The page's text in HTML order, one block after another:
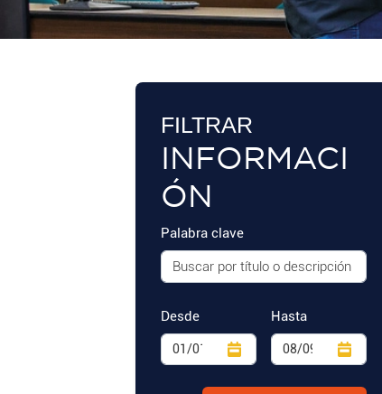
FILTRAR
INFORMACI
ÓN
Palabra clave
Desde Hasta